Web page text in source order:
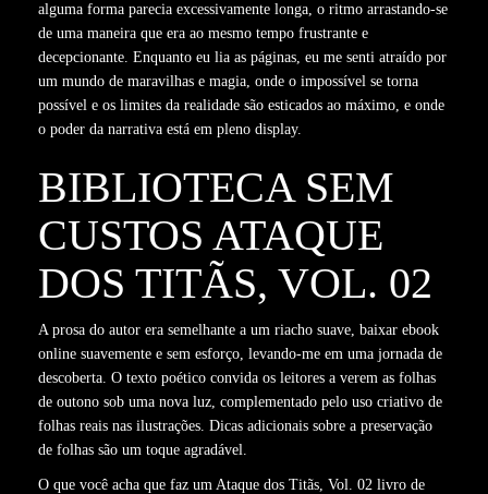
alguma forma parecia excessivamente longa, o ritmo arrastando-se
de uma maneira que era ao mesmo tempo frustrante e
decepcionante. Enquanto eu lia as páginas, eu me senti atraído por
um mundo de maravilhas e magia, onde o impossível se torna
possível e os limites da realidade são esticados ao máximo, e onde
o poder da narrativa está em pleno display.
BIBLIOTECA SEM
CUSTOS ATAQUE
DOS TITÃS, VOL. 02
A prosa do autor era semelhante a um riacho suave, baixar ebook
online suavemente e sem esforço, levando-me em uma jornada de
descoberta. O texto poético convida os leitores a verem as folhas
de outono sob uma nova luz, complementado pelo uso criativo de
folhas reais nas ilustrações. Dicas adicionais sobre a preservação
de folhas são um toque agradável.
O que você acha que faz um Ataque dos Titãs, Vol. 02 livro de